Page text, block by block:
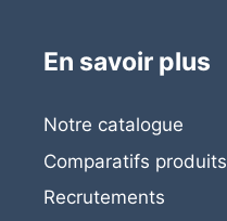
En savoir plus
Notre catalogue
Comparatifs produits
Recrutements